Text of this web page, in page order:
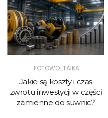
FOTOWOLTAIKA
Jakie są koszty i czas
zwrotu inwestycji w części
zamienne do suwnic?